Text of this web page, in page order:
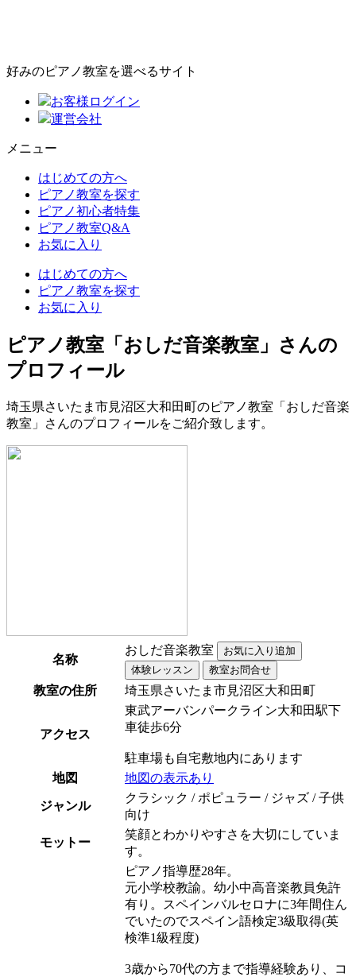
好みのピアノ教室を選べるサイト
お客様ログイン
運営会社
メニュー
はじめての方へ
ピアノ教室を探す
ピアノ初心者特集
ピアノ教室Q&A
お気に入り
はじめての方へ
ピアノ教室を探す
お気に入り
ピアノ教室「おしだ音楽教室」さんの
プロフィール
埼玉県さいたま市見沼区大和田町のピアノ教室「おしだ音楽
教室」さんのプロフィールをご紹介致します。
名称
おしだ音楽教室
教室の住所 埼玉県さいたま市見沼区大和田町
アクセス
東武アーバンパークライン大和田駅下
車徒歩6分
駐車場も自宅敷地内にあります
地図
地図の表示あり
ジャンル
クラシック / ポピュラー / ジャズ / 子供
向け
モットー
笑顔とわかりやすさを大切にしていま
す。
ピアノ指導歴28年。
元小学校教諭。幼小中高音楽教員免許
有り。スペインバルセロナに3年間住ん
でいたのでスペイン語検定3級取得(英
検準1級程度)
3歳から70代の方まで指導経験あり、コ